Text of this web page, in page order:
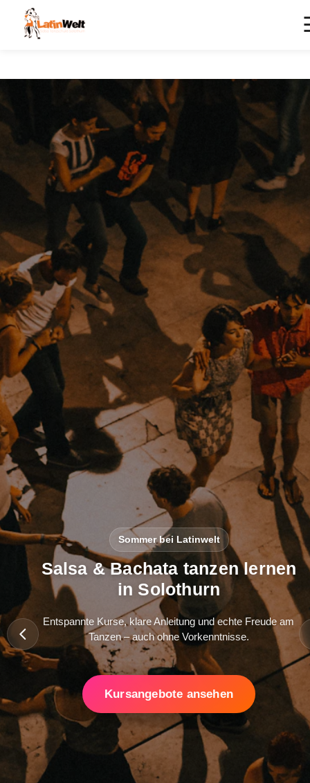
Sommer bei Latinwelt
Salsa & Bachata tanzen lernen
in Solothurn
Entspannte Kurse, klare Anleitung und echte Freude am
Tanzen – auch ohne Vorkenntnisse.
Kursangebote ansehen